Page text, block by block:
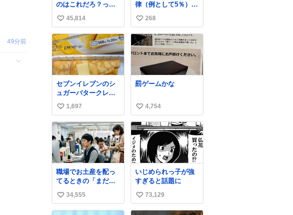
49分前
のはこれだろ？って
言って押してくれた
手形がコチラ
い
い
ね
数
45,814
律（例として5％）の
比較表を作ってみま
した。 参考になるか
と思います。
い
い
ね
数
268
セブンイレブンのシ
ュガーバタークレー
プとえんがわの寿司
を探している人へ！
シュガーバタークレ
ープは目黒、品川、
蒲田、渋谷、川崎、
横浜、鶴見、九州の
一部エリア限定商品
で8月5日に発注が終
了したため店舗に置
いてあるところ少な
いですが見つけたら
即買いです🤩❣️
い
い
ね
数
1,697
罰ゲームかな
い
い
ね
数
4,754
職場でお土産を配っ
てるときの「まだ気
づいてませんよ」的
な演技が毎回シンド
い。
い
い
34,555
いじめられっ子が強
すぎると話題に
い
い
73,129